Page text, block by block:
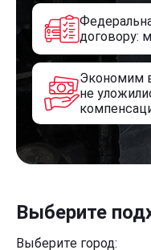
договору:
Экономим
не
Выберите
Выберите город: